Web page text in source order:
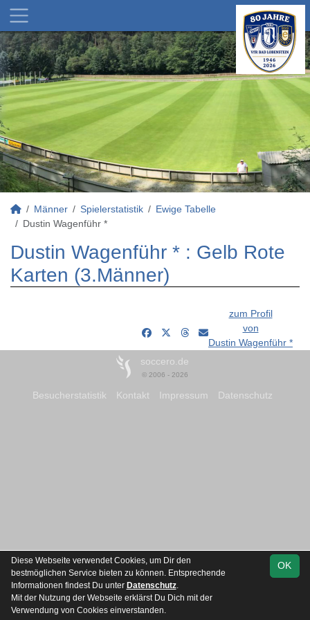
Männer Spielerstatistik
Ewige Tabelle
Dustin Wagenführ *
Dustin Wagenführ * : Gelb Rote
Karten (3.Männer)
zum Profil
von
Dustin Wagenführ *
soccero.de
© 2006 - 2026
Besucherstatistik Kontakt Impressum Datenschutz
OK
Diese Webseite verwendet Cookies, um Dir den
bestmöglichen Service bieten zu können. Entsprechende
Informationen findest Du unter Datenschutz.
Mit der Nutzung der Webseite erklärst Du Dich mit der
Verwendung von Cookies einverstanden.